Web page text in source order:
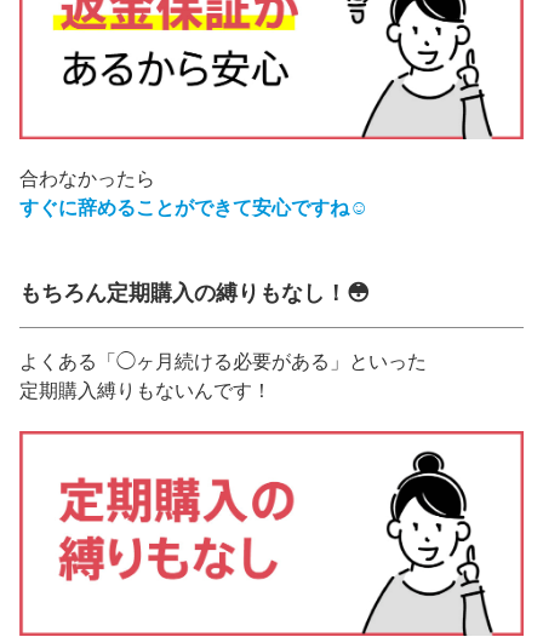
合わなかったら
すぐに辞めることができて安心ですね☺️
もちろん定期購入の縛りもなし！😳
よくある「◯ヶ月続ける必要がある」といった
定期購入縛りもないんです！